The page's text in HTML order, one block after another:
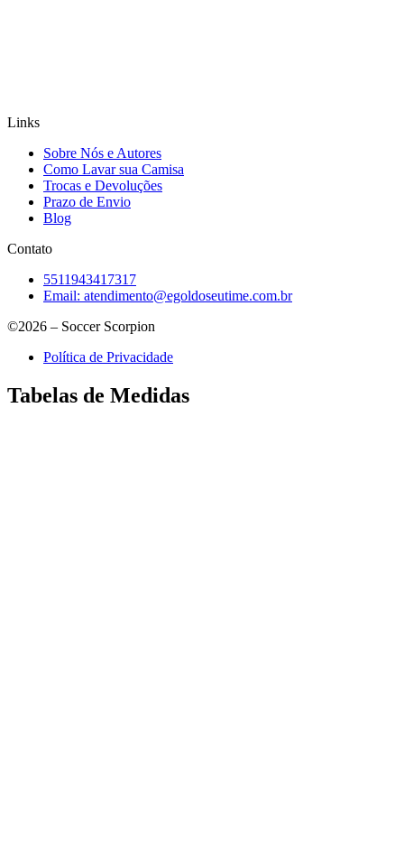
Links
Sobre Nós e Autores
Como Lavar sua Camisa
Trocas e Devoluções
Prazo de Envio
Blog
Contato
5511943417317
Email: atendimento@egoldoseutime.com.br
©2026 – Soccer Scorpion
Política de Privacidade
Tabelas de Medidas